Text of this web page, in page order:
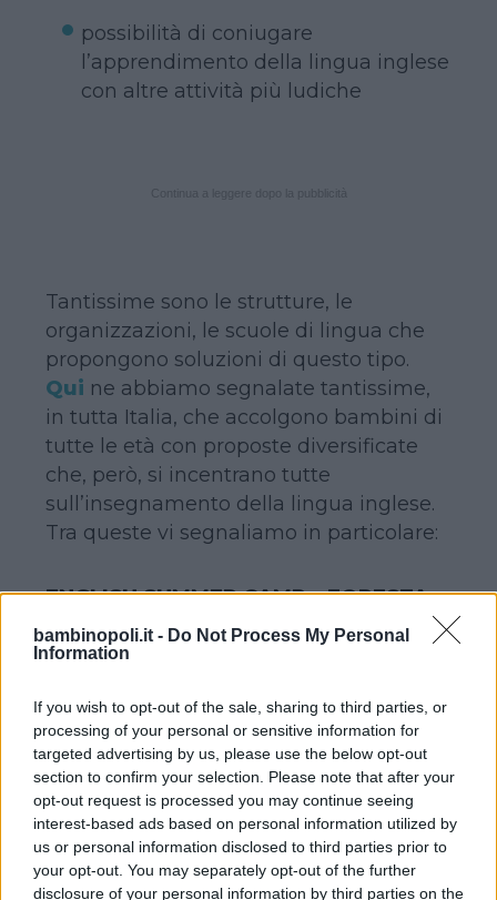
bambinopoli.it - Do Not Process My Personal
Information
If you wish to opt-out of the sale, sharing to third parties, or
processing of your personal or sensitive information for
targeted advertising by us, please use the below opt-out
section to confirm your selection. Please note that after your
opt-out request is processed you may continue seeing
interest-based ads based on personal information utilized by
us or personal information disclosed to third parties prior to
your opt-out. You may separately opt-out of the further
disclosure of your personal information by third parties on the
possibilità di coniugare
l’apprendimento della lingua inglese
con altre attività più ludiche
Tantissime sono le strutture, le
organizzazioni, le scuole di lingua che
propongono soluzioni di questo tipo.
Qui ne abbiamo segnalate tantissime,
in tutta Italia, che accolgono bambini di
tutte le età con proposte diversificate
che, però, si incentrano tutte
sull’insegnamento della lingua inglese.
Tra queste vi segnaliamo in particolare:
ENGLISH SUMMER CAMP – FORESTA
DI VALLOMBROSA (FI)
A Mastio – Foresta di Vallombrosa
Per bambini dagli 8 ai 14 anni
Tel. 02-6100066 / 335-6052898
www.mastio.it
In un’atmosfera gioviale e rilassante,
caratterizzata dalla presenza di bambini
e ragazzi provenienti da tutta Europa, il
campus estivo proposto da
Il Mastio